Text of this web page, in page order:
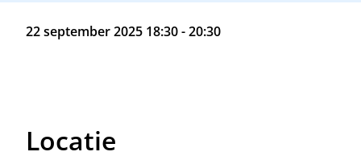
22 september 2025 18:30 - 20:30
Locatie